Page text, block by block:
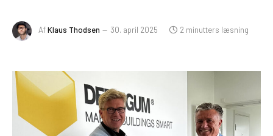
AfKlaus Thodsen 30. april 2025 2 minutters læsning